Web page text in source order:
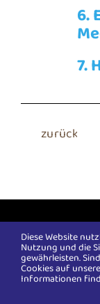
6.
7.
zurück
Diese Website
Nutzung und die
gewährleisten.
Cookies auf
Informationen